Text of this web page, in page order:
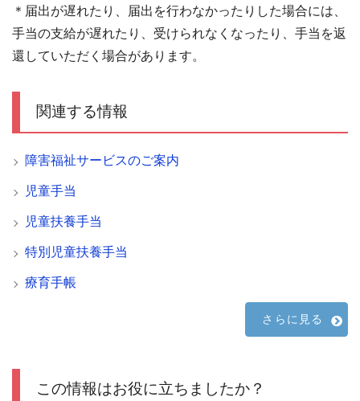
＊届出が遅れたり、届出を行わなかったりした場合には、
手当の支給が遅れたり、受けられなくなったり、手当を返
還していただく場合があります。
関連する情報
障害福祉サービスのご案内
児童手当
児童扶養手当
特別児童扶養手当
療育手帳
さらに見る
この情報はお役に立ちましたか？